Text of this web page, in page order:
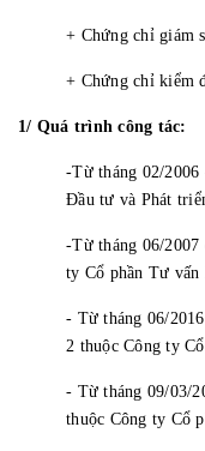
+ Chứng chỉ giám
+ Chứng chỉ kiểm
1/ Quá trình công tác:
-Từ tháng 02/2006
Đầu tư và Phát
-Từ tháng 06/2007
ty Cổ phần Tư vấn
- Từ tháng 06/
2 thuộc Công ty
- Từ tháng 09/03/
thuộc Công ty Cổ